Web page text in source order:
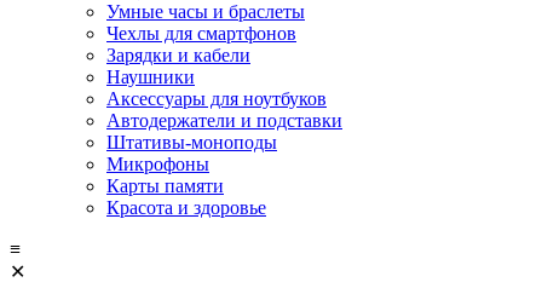
Умные часы и браслеты
Чехлы для смартфонов
Зарядки и кабели
Наушники
Аксессуары для ноутбуков
Автодержатели и подставки
Штативы-моноподы
Микрофоны
Карты памяти
Красота и здоровье
≡
✕